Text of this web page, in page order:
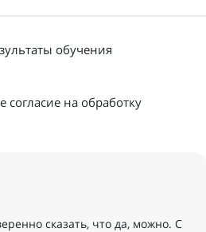
обучения
согласие на обработку
сказать, что да, можно. С